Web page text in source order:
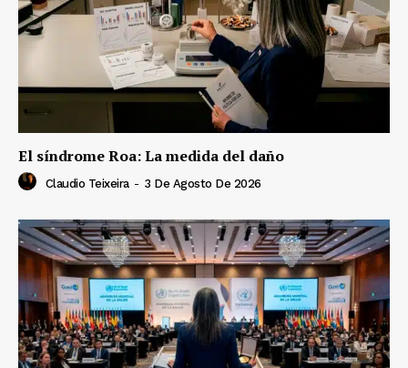
El síndrome Roa: La medida del daño
Claudio Teixeira - 3 De Agosto De 2026